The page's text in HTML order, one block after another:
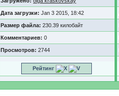
Дата загрузки:Jan 3 2015, 18:42
Размер файла: 230.39 килобайт
Комментариев: 0
Просмотров:2744
Рейтинг